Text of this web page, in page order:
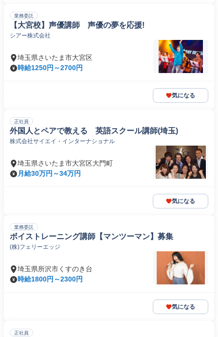
業務委託
【大宮校】声優講師 声優の夢を応援!
シアー株式会社
埼玉県さいたま市大宮区
時給1250円～2700円
気になる
正社員
外国人とペアで教える 英語スクール講師(埼玉)
株式会社サイエイ・インターナショナル
埼玉県さいたま市大宮区大門町
月給30万円～34万円
気になる
業務委託
ボイストレーニング講師【マンツーマン】募集
(株)フェリーエッジ
埼玉県所沢市くすのき台
時給1800円～2300円
気になる
正社員